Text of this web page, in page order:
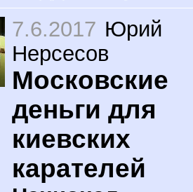
7.6.2017 Юрий
Нерсесов
Московские
деньги для
киевских
карателей